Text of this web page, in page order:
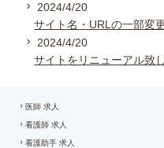
2024/4/20
サイト名・URLの一部変
2024/4/20
サイトをリニューアル致
医師 求人
看護師 求人
看護助手 求人